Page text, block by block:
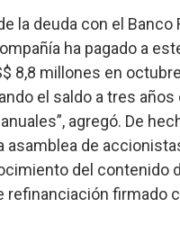
la deuda con el Banco
ha pagado a
8,8 millones en
el saldo a tres años
agregó. De
asamblea de
del contenido
refinanciación firmado